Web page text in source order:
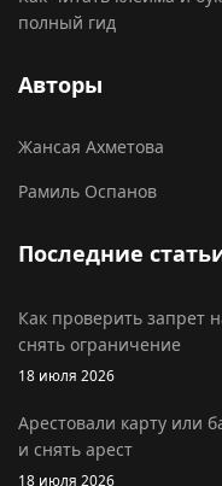
полный гид
Авторы
Жансая Ахметова
Рамиль Оспанов
Последние
Как проверить запрет
снять ограничение
18 июля 2026
Арестовали карту или
и снять арест
18 июля 2026